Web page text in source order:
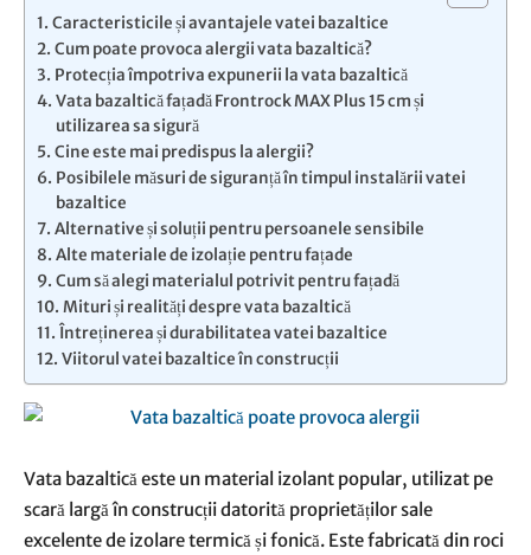
Caracteristicile și avantajele vatei bazaltice
Cum poate provoca alergii vata bazaltică?
Protecția împotriva expunerii la vata bazaltică
Vata bazaltică fațadă Frontrock MAX Plus 15 cm și
utilizarea sa sigură
Cine este mai predispus la alergii?
Posibilele măsuri de siguranță în timpul instalării vatei
bazaltice
Alternative și soluții pentru persoanele sensibile
Alte materiale de izolație pentru fațade
Cum să alegi materialul potrivit pentru fațadă
Mituri și realități despre vata bazaltică
Întreținerea și durabilitatea vatei bazaltice
Viitorul vatei bazaltice în construcții
Vata bazaltică este un material izolant popular, utilizat pe
scară largă în construcții datorită proprietăților sale
excelente de izolare termică și fonică. Este fabricată din roci